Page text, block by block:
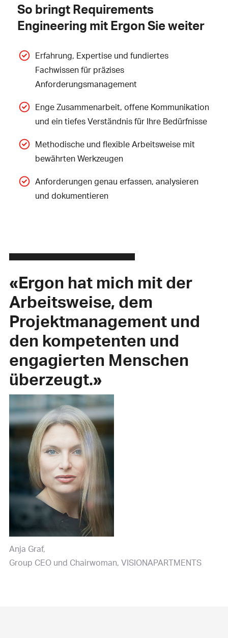
So bringt Requirements
Engineering mit Ergon Sie weiter
Erfahrung, Expertise und fundiertes
Fachwissen für präzises
Anforderungsmanagement
Enge Zusammenarbeit, offene Kommunikation
und ein tiefes Verständnis für Ihre Bedürfnisse
Methodische und flexible Arbeitsweise mit
bewährten Werkzeugen
Anforderungen genau erfassen, analysieren
und dokumentieren
«Ergon hat mich mit der
Arbeitsweise, dem
Projektmanagement und
den kompetenten und
engagierten Menschen
überzeugt.»
Anja Graf
Group CEO und Chairwoman, VISIONAPARTMENTS